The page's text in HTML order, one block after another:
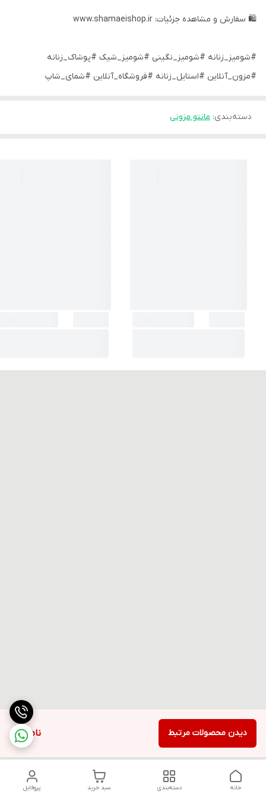
ناموجود دیدن محصولات مرتبط
🛍 سفارش و مشاهده جزئیات: www.shamaeishop.ir
#شومیز_زنانه #شومیز_نگینی #شومیز_شیک #پوشاک_زنانه
#مزون_آنلاین #استایل_زنانه #فروشگاه_آنلاین #شمای_شاپ
دسته‌بندی: مانتو مزونی
پروفایل سبد خرید دسته‌بندی خانه